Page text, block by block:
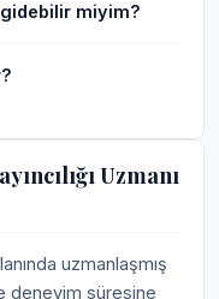
miyim?
Uzmanı
uzmanlaşmış
deneyim süresine